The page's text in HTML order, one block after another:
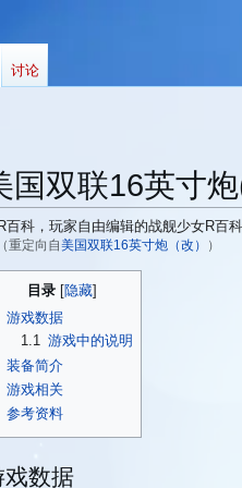
国双联16英寸
百科，玩家自由编辑的战舰少女R百科
（重定向自美国双联16英寸炮（改） ）
目录
游戏数据
1.1 游戏中的说明
装备简介
游戏相关
参考资料
戏数据
讨论